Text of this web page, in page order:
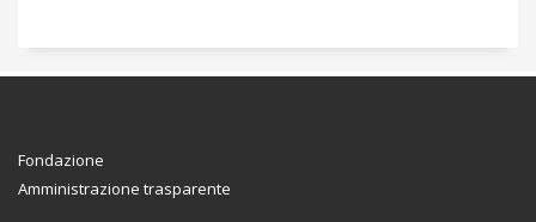
Fondazione
Amministrazione trasparente